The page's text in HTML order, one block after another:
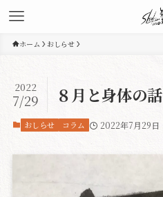
ホーム おしらせ
８月と身体の話
2022
7/29
おしらせ コラム 2022年7月29日